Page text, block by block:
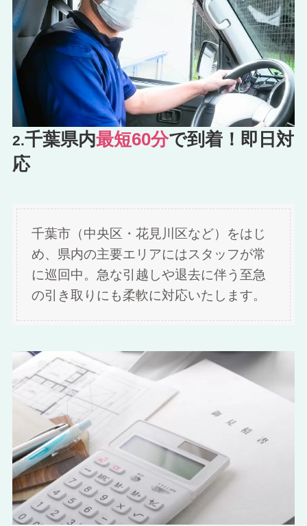
2.千葉県内最短60分で到着！即日対
応
千葉市（中央区・花見川区など）をはじ
め、県内の主要エリアにはスタッフが常
に巡回中。急な引越しや退去に伴う至急
の引き取りにも柔軟に対応いたします。